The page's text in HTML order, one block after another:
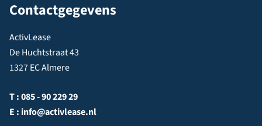
Contactgegevens
ActivLease
De Huchtstraat 43
1327 EC Almere
T :085 - 90 229 29
E : info@activlease.nl